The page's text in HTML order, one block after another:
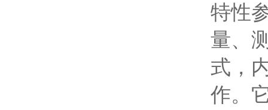
特性
量、
式，
作。